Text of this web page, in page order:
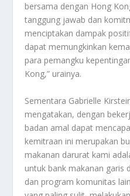
bersama dengan Hong
tanggung jawab dan
menciptakan dampak
dapat memungkinkan
para pemangku
Kong,” urainya.
Sementara Gabrielle
mengatakan, dengan
badan amal dapat
kemitraan ini merupakan
makanan darurat kami
untuk bank makanan garis
dan program komunitas